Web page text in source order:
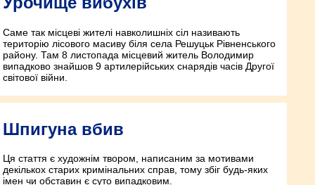
Саме так місцеві жителі навколишніх сіл називають
територію лісового масиву біля села Решуцьк Рівненського
району. Там 8 листопада місцевий житель Володимир
випадково знайшов 9 артилерійських снарядів часів Другої
світової війни.
Шпигуна вбив
Ця стаття є художнім твором, написаним за мотивами
декількох старих кримінальних справ, тому збіг будь-яких
імен чи обставин є суто випадковим.